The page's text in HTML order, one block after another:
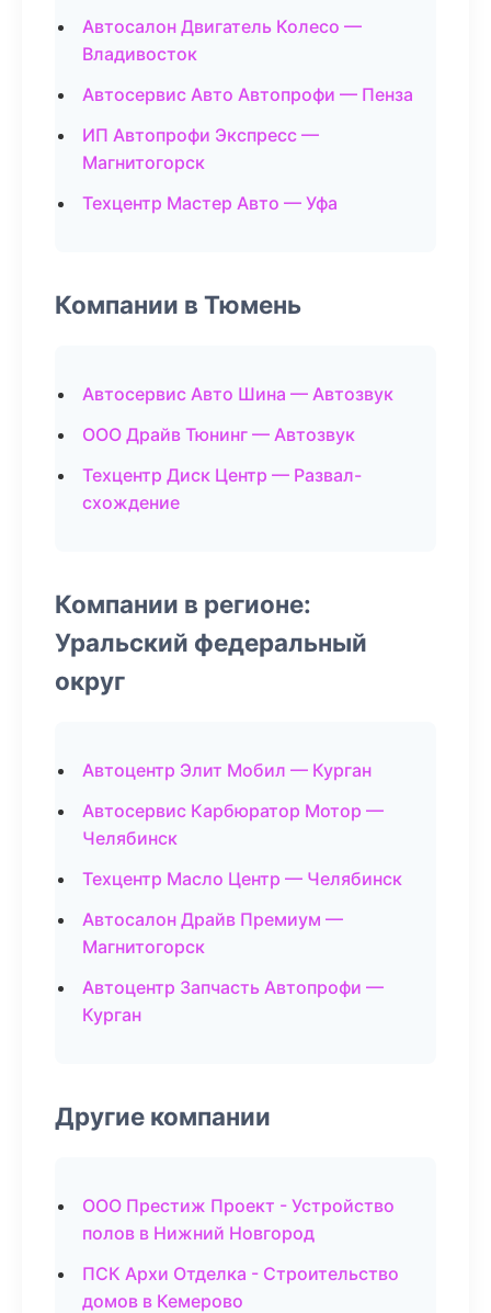
Автосалон Двигатель Колесо —
Владивосток
Автосервис Авто Автопрофи — Пенза
ИП Автопрофи Экспресс —
Магнитогорск
Техцентр Мастер Авто — Уфа
Компании в Тюмень
Автосервис Авто Шина — Автозвук
ООО Драйв Тюнинг — Автозвук
Техцентр Диск Центр — Развал-
схождение
Компании в регионе:
Уральский федеральный
округ
Автоцентр Элит Мобил — Курган
Автосервис Карбюратор Мотор —
Челябинск
Техцентр Масло Центр — Челябинск
Автосалон Драйв Премиум —
Магнитогорск
Автоцентр Запчасть Автопрофи —
Курган
Другие компании
ООО Престиж Проект - Устройство
полов в Нижний Новгород
ПСК Архи Отделка - Строительство
домов в Кемерово